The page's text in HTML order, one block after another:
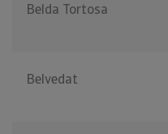
Belda Tortosa
Belvedat